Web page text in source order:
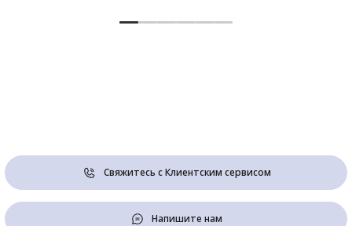
Свяжитесь с Клиентским сервисом
Напишите нам